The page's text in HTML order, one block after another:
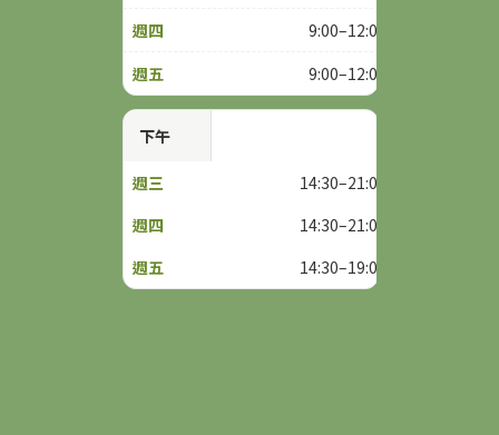
9:00–12:00
9:00–12:00
下午
14:30–21:00
14:30–21:00
14:30–19:00